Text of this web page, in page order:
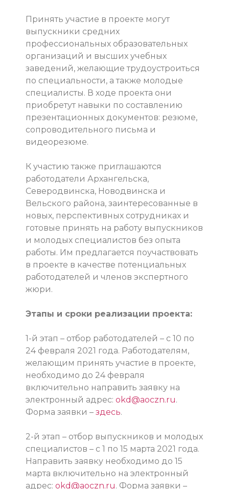
Принять участие в проекте могут
выпускники средних
профессиональных образовательных
организаций и высших учебных
заведений, желающие трудоустроиться
по специальности, а также молодые
специалисты. В ходе проекта они
приобретут навыки по составлению
презентационных документов: резюме,
сопроводительного письма и
видеорезюме.
К участию также приглашаются
работодатели Архангельска,
Северодвинска, Новодвинска и
Вельского района, заинтересованные в
новых, перспективных сотрудниках и
готовые принять на работу выпускников
и молодых специалистов без опыта
работы. Им предлагается поучаствовать
в проекте в качестве потенциальных
работодателей и членов экспертного
жюри.
Этапы и сроки реализации проекта:
1-й этап – отбор работодателей – с 10 по
24 февраля 2021 года. Работодателям,
желающим принять участие в проекте,
необходимо до 24 февраля
включительно направить заявку на
электронный адрес: okd@aoczn.ru.
Форма заявки – здесь.
2-й этап – отбор выпускников и молодых
специалистов – с 1 по 15 марта 2021 года.
Направить заявку необходимо до 15
марта включительно на электронный
адрес: okd@aoczn.ru. Форма заявки –